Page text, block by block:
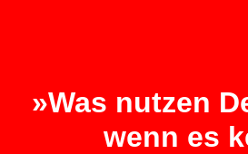
»Was nutzen
wenn es